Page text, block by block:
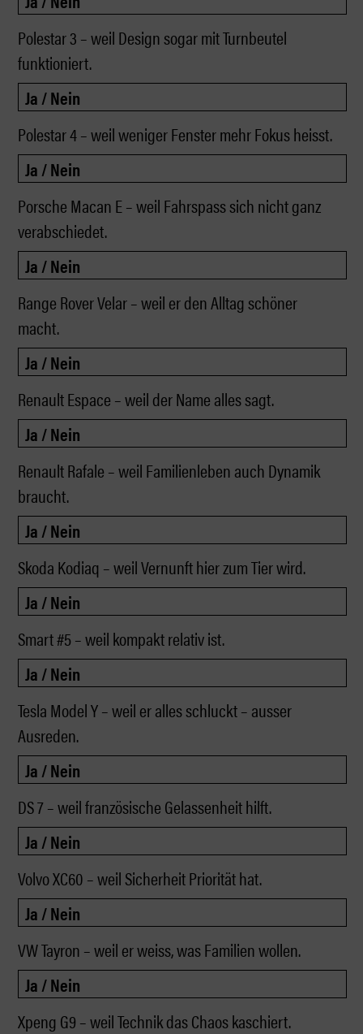
Polestar 3 – weil Design sogar mit Turnbeutel
funktioniert.
Polestar 4 – weil weniger Fenster mehr Fokus heisst.
Porsche Macan E – weil Fahrspass sich nicht ganz
verabschiedet.
Range Rover Velar – weil er den Alltag schöner
macht.
Renault Espace – weil der Name alles sagt.
Renault Rafale – weil Familienleben auch Dynamik
braucht.
Skoda Kodiaq – weil Vernunft hier zum Tier wird.
Smart #5 – weil kompakt relativ ist.
Tesla Model Y – weil er alles schluckt – ausser
Ausreden.
DS 7 – weil französische Gelassenheit hilft.
Volvo XC60 – weil Sicherheit Priorität hat.
VW Tayron – weil er weiss, was Familien wollen.
Xpeng G9 – weil Technik das Chaos kaschiert.